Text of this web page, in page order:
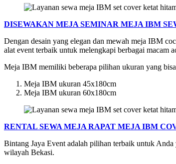
DISEWAKAN MEJA SEMINAR MEJA IBM
Dengan desain yang elegan dan mewah meja IBM
alat event terbaik untuk melengkapi berbagai macam
Meja IBM memiliki beberapa pilihan ukuran yang
Meja IBM ukuran 45x180cm
Meja IBM ukuran 60x180cm
RENTAL SEWA MEJA RAPAT MEJA IBM
Bintang Jaya Event adalah pilihan terbaik untuk
wilayah Bekasi.